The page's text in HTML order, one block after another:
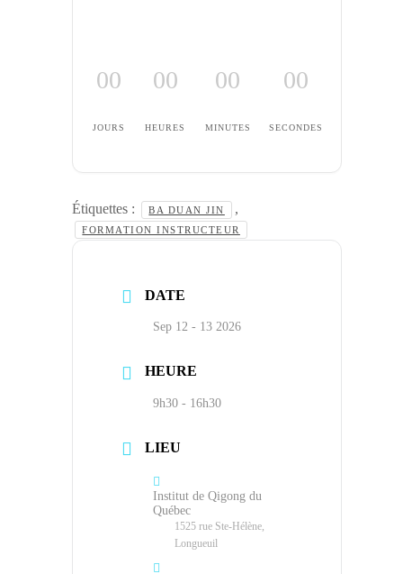
00
JOURS
00
HEURES
00
MINUTES
00
SECONDES
Étiquettes : BA DUAN JIN ,
FORMATION INSTRUCTEUR
DATE
Sep 12 - 13 2026
HEURE
9h30 - 16h30
LIEU
Institut de Qigong du
Québec
1525 rue Ste-Hélène,
Longueuil